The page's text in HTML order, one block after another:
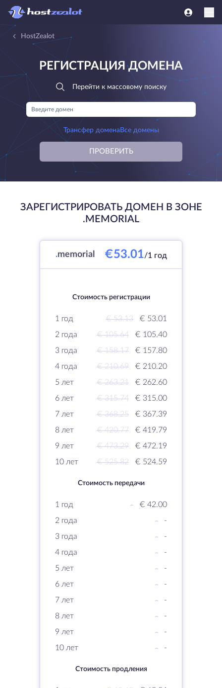
HostZealot
РЕГИСТРАЦИЯ ДОМЕНА
Перейти к массовому поиску
Трансфер домена Все домены
ПРОВЕРИТЬ
ЗАРЕГИСТРИРОВАТЬ ДОМЕН В ЗОНЕ
.MEMORIAL
.memorial €53.01/1 год
Стоимость регистрации
1 год € 53.13
€ 53.01
2 года
€ 105.64
€ 105.40
3 года
€ 158.17
€ 157.80
4 года
€ 210.69
€ 210.20
5 лет
€ 263.21
€ 262.60
6 лет
€ 315.74
€ 315.00
7 лет
€ 368.25
€ 367.39
8 лет
€ 420.77
€ 419.79
9 лет
€ 473.29
€ 472.19
10 лет
€ 525.82 € 524.59
Стоимость передачи
1 год -
€ 42.00
2 года
-
-
3 года
-
-
4 года
-
-
5 лет
-
-
6 лет
-
-
7 лет
-
-
8 лет
-
-
9 лет
-
-
10 лет
- -
Стоимость продления